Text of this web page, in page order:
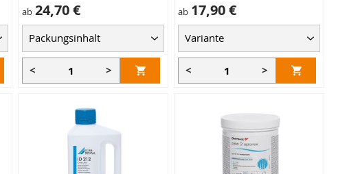
ab 24,70 €
< >
ab 17,90 €
< >